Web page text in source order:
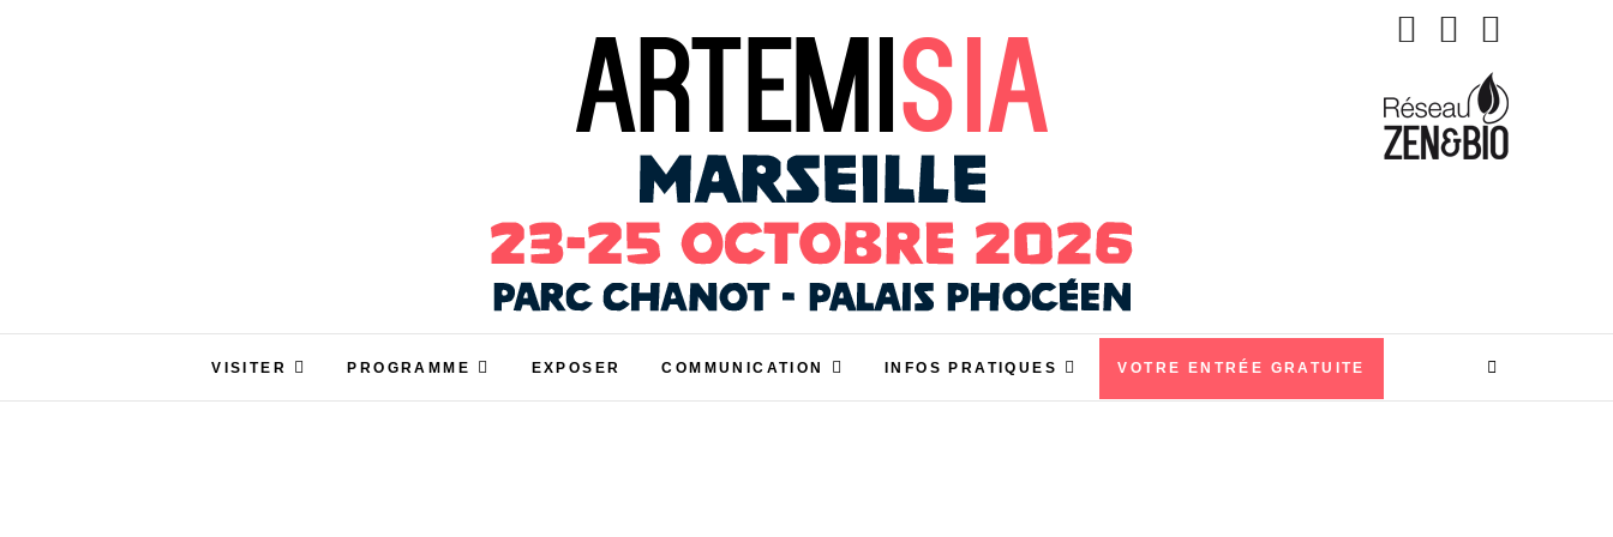
salon ARTEMISIA – Marseille
ARTEMISIA : VOTRE SALON BIO, BIEN-ÊTRE ET HABITAT SAIN À MARSEILLE
VISITER PROGRAMME EXPOSER COMMUNICATION INFOS PRATIQUES VOTRE ENTRÉE GRATUITE